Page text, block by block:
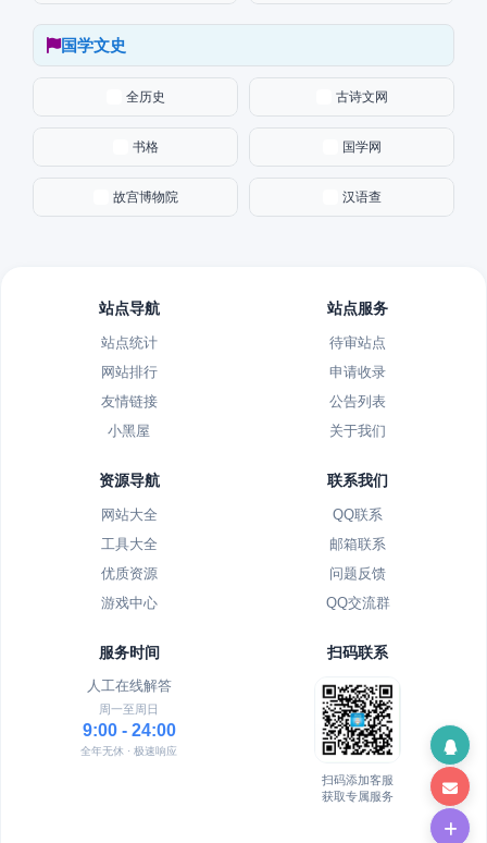
国学文史
全历史 古诗文网
书格 国学网
故宫博物院 汉语查
站点导航
站点统计
网站排行
友情链接
小黑屋
站点服务
待审站点
申请收录
公告列表
关于我们
资源导航
网站大全
工具大全
优质资源
游戏中心
联系我们
QQ联系
邮箱联系
问题反馈
QQ交流群
服务时间
人工在线解答
周一至周日
9:00 - 24:00
全年无休 · 极速响应
扫码联系
扫码添加客服
获取专属服务